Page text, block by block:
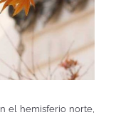
el hemisferio norte,